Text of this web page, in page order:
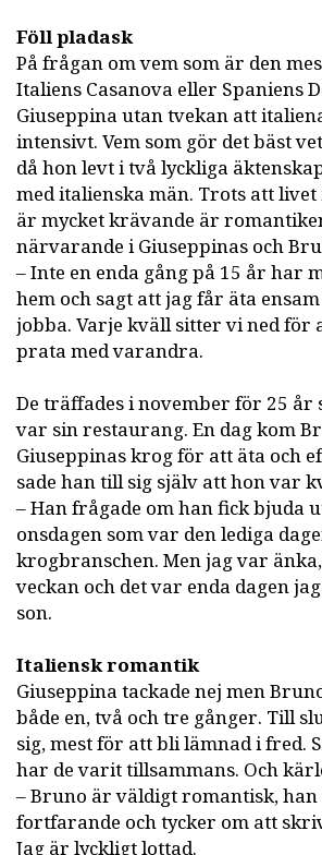
Föll pladask
På frågan om vem som är den
Italiens Casanova eller Spaniens
Giuseppina utan tvekan att
intensivt. Vem som gör det bäst
då hon levt i två lyckliga
med italienska män. Trots att
är mycket krävande är
närvarande i Giuseppinas och
– Inte en enda gång på 15 år har
hem och sagt att jag får äta
jobba. Varje kväll sitter vi ned för
prata med varandra.
De träffades i november för 25 år
var sin restaurang. En dag kom
Giuseppinas krog för att äta och
sade han till sig själv att hon var
– Han frågade om han fick bjuda
onsdagen som var den lediga
krogbranschen. Men jag var
veckan och det var enda dagen
son.
Italiensk romantik
Giuseppina tackade nej men
både en, två och tre gånger. Till
sig, mest för att bli lämnad i fred.
har de varit tillsammans. Och
– Bruno är väldigt romantisk,
fortfarande och tycker om att
Jag är lyckligt lottad.